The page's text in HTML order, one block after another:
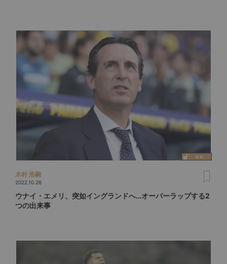
木村 浩嗣
2022.10.26
ウナイ・エメリ、突如イングランドへ…オーバーラップする2
つの出来事